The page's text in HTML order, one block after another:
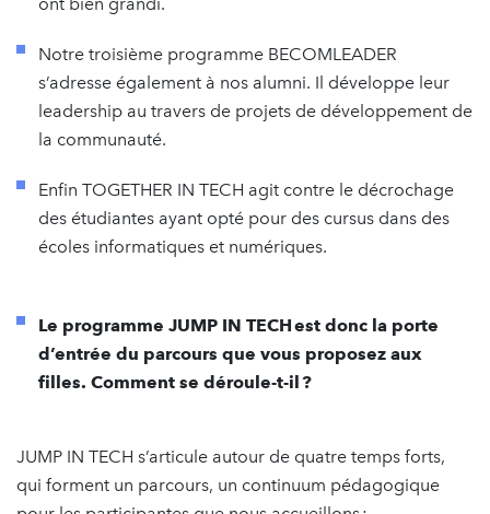
Notre troisième programme BECOMLEADER
s’adresse également à nos alumni. Il développe leur
leadership au travers de projets de développement de
la communauté.
Enfin TOGETHER IN TECH agit contre le décrochage
des étudiantes ayant opté pour des cursus dans des
écoles informatiques et numériques.
Le programme JUMP IN TECH est donc la porte
d’entrée du parcours que vous proposez aux
filles. Comment se déroule-t-il ?
JUMP IN TECH s’articule autour de quatre temps forts,
qui forment un parcours, un continuum pédagogique